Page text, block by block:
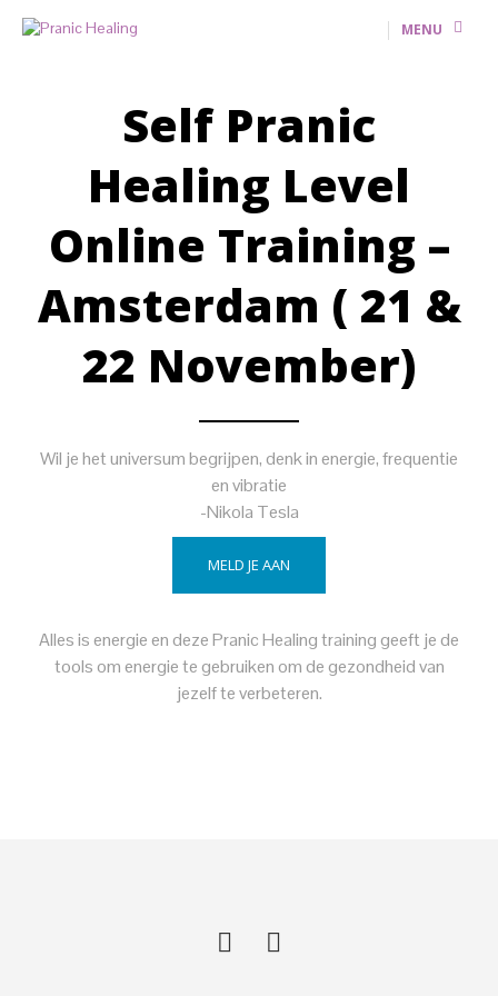
MENU
Self Pranic
Healing Level
Online Training –
Amsterdam ( 21 &
22 November)
Wil je het universum begrijpen, denk in energie, frequentie
en vibratie
-Nikola Tesla
MELD JE AAN
Alles is energie en deze Pranic Healing training geeft je de
tools om energie te gebruiken om de gezondheid van
jezelf te verbeteren.